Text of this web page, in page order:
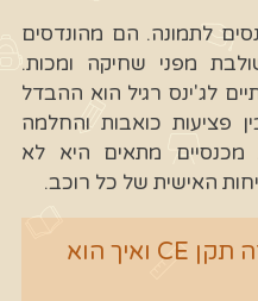
לתמונה. הם מהונדסים
מפני שחיקה ומכות.
לג'ינס רגיל הוא ההבדל
פציעות כואבות והחלמה
מתאים היא לא
האישית של כל רוכב.
פיענוח קוד המיגון: מה זה תקן CE ואיך הוא